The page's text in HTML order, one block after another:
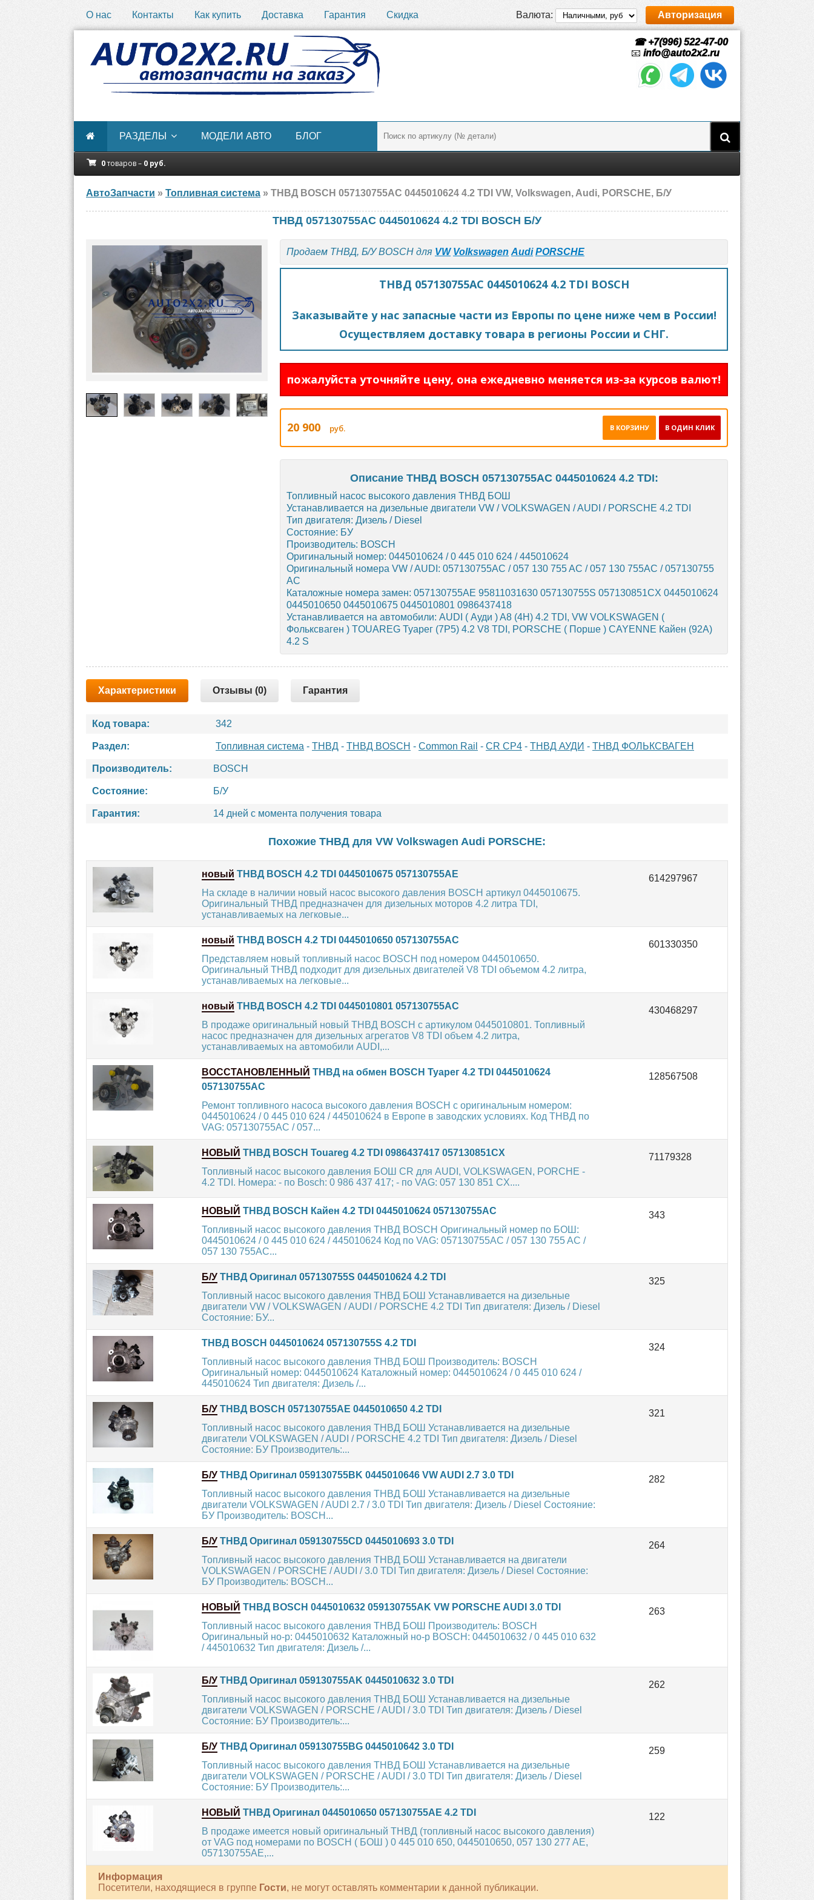
О нас Контакты Как купить Доставка Гарантия Скидка Валюта: Авторизация
☎ +7(996) 522-47-00
📧 info@auto2x2.ru
РАЗДЕЛЫ МОДЕЛИ АВТО БЛОГ
0товаров – 0 руб.
АвтоЗапчасти » Топливная система » ТНВД BOSCH 057130755AC 0445010624 4.2 TDI VW, Volkswagen, Audi, PORSCHE, Б/У
ТНВД 057130755AC 0445010624 4.2 TDI BOSCH Б/У
Продаем ТНВД, Б/У BOSCH для VW Volkswagen Audi PORSCHE
ТНВД 057130755AC 0445010624 4.2 TDI BOSCH
Заказывайте у нас запасные части из Европы по цене ниже чем в России!
Осуществляем доставку товара в регионы России и СНГ.
пожалуйста уточняйте цену, она ежедневно меняется из-за курсов валют!
20 900 руб. В ОДИН КЛИК
В КОРЗИНУ
Описание ТНВД BOSCH 057130755AC 0445010624 4.2 TDI:
Топливный насос высокого давления ТНВД БОШ
Устанавливается на дизельные двигатели VW / VOLKSWAGEN / AUDI / PORSCHE 4.2 TDI
Тип двигателя: Дизель / Diesel
Состояние: БУ
Производитель: BOSCH
Оригинальный номер: 0445010624 / 0 445 010 624 / 445010624
Оригинальный номера VW / AUDI: 057130755AC / 057 130 755 AC / 057 130 755AC / 057130755
AC
Каталожные номера замен: 057130755AE 95811031630 057130755S 057130851CX 0445010624
0445010650 0445010675 0445010801 0986437418
Устанавливается на автомобили: AUDI ( Ауди ) A8 (4H) 4.2 TDI, VW VOLKSWAGEN (
Фольксваген ) TOUAREG Туарег (7P5) 4.2 V8 TDI, PORSCHE ( Порше ) CAYENNE Кайен (92A)
4.2 S
Характеристики Отзывы (0) Гарантия
Код товара: 342
Раздел: Топливная система - ТНВД - ТНВД BOSCH - Common Rail - CR CP4 - ТНВД АУДИ - ТНВД ФОЛЬКСВАГЕН
Производитель: BOSCH
Состояние: Б/У
Гарантия: 14 дней с момента получения товара
Похожие ТНВД для VW Volkswagen Audi PORSCHE:
новый ТНВД BOSCH 4.2 TDI 0445010675 057130755AE
На складе в наличии новый насос высокого давления BOSCH артикул 0445010675.
Оригинальный ТНВД предназначен для дизельных моторов 4.2 литра TDI,
устанавливаемых на легковые...
новый ТНВД BOSCH 4.2 TDI 0445010650 057130755AC
Представляем новый топливный насос BOSCH под номером 0445010650.
Оригинальный ТНВД подходит для дизельных двигателей V8 TDI объемом 4.2 литра,
устанавливаемых на легковые...
новый ТНВД BOSCH 4.2 TDI 0445010801 057130755AC
В продаже оригинальный новый ТНВД BOSCH с артикулом 0445010801. Топливный
насос предназначен для дизельных агрегатов V8 TDI объем 4.2 литра,
устанавливаемых на автомобили AUDI,...
ВОССТАНОВЛЕННЫЙ ТНВД на обмен BOSCH Туарег 4.2 TDI 0445010624
057130755AC
Ремонт топливного насоса высокого давления BOSCH с оригинальным номером:
0445010624 / 0 445 010 624 / 445010624 в Европе в заводских условиях. Код ТНВД по
VAG: 057130755AC / 057...
НОВЫЙ ТНВД BOSCH Touareg 4.2 TDI 0986437417 057130851CX
Топливный насос высокого давления БОШ CR для AUDI, VOLKSWAGEN, PORCHE -
4.2 TDI. Номера: - по Bosch: 0 986 437 417; - по VAG: 057 130 851 CX....
НОВЫЙ ТНВД BOSCH Кайен 4.2 TDI 0445010624 057130755AC
Топливный насос высокого давления ТНВД BOSCH Оригинальный номер по БОШ:
0445010624 / 0 445 010 624 / 445010624 Код по VAG: 057130755AC / 057 130 755 AC /
057 130 755AC...
Б/У ТНВД Оригинал 057130755S 0445010624 4.2 TDI
Топливный насос высокого давления ТНВД БОШ Устанавливается на дизельные
двигатели VW / VOLKSWAGEN / AUDI / PORSCHE 4.2 TDI Тип двигателя: Дизель / Diesel
Состояние: БУ...
ТНВД BOSCH 0445010624 057130755S 4.2 TDI
Топливный насос высокого давления ТНВД БОШ Производитель: BOSCH
Оригинальный номер: 0445010624 Каталожный номер: 0445010624 / 0 445 010 624 /
445010624 Тип двигателя: Дизель /...
Б/У ТНВД BOSCH 057130755AE 0445010650 4.2 TDI
Топливный насос высокого давления ТНВД БОШ Устанавливается на дизельные
двигатели VOLKSWAGEN / AUDI / PORSCHE 4.2 TDI Тип двигателя: Дизель / Diesel
Состояние: БУ Производитель:...
Б/У ТНВД Оригинал 059130755BK 0445010646 VW AUDI 2.7 3.0 TDI
Топливный насос высокого давления ТНВД БОШ Устанавливается на дизельные
двигатели VOLKSWAGEN / AUDI 2.7 / 3.0 TDI Тип двигателя: Дизель / Diesel Состояние:
БУ Производитель: BOSCH...
Б/У ТНВД Оригинал 059130755CD 0445010693 3.0 TDI
Топливный насос высокого давления ТНВД БОШ Устанавливается на двигатели
VOLKSWAGEN / PORSCHE / AUDI / 3.0 TDI Тип двигателя: Дизель / Diesel Состояние:
БУ Производитель: BOSCH...
НОВЫЙ ТНВД BOSCH 0445010632 059130755AK VW PORSCHE AUDI 3.0 TDI
Топливный насос высокого давления ТНВД БОШ Производитель: BOSCH
Оригинальный но-р: 0445010632 Каталожный но-р BOSCH: 0445010632 / 0 445 010 632
/ 445010632 Тип двигателя: Дизель /...
Б/У ТНВД Оригинал 059130755AK 0445010632 3.0 TDI
Топливный насос высокого давления ТНВД БОШ Устанавливается на дизельные
двигатели VOLKSWAGEN / PORSCHE / AUDI / 3.0 TDI Тип двигателя: Дизель / Diesel
Состояние: БУ Производитель:...
Б/У ТНВД Оригинал 059130755BG 0445010642 3.0 TDI
Топливный насос высокого давления ТНВД БОШ Устанавливается на дизельные
двигатели VOLKSWAGEN / PORSCHE / AUDI / 3.0 TDI Тип двигателя: Дизель / Diesel
Состояние: БУ Производитель:...
НОВЫЙ ТНВД Оригинал 0445010650 057130755AE 4.2 TDI
В продаже имеется новый оригинальный ТНВД (топливный насос высокого давления)
от VAG под номерами по BOSCH ( БОШ ) 0 445 010 650, 0445010650, 057 130 277 AE,
057130755AE,...
Информация
Посетители, находящиеся в группе Гости, не могут оставлять комментарии к данной публикации.